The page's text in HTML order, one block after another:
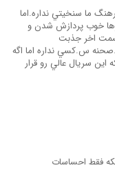
ما سنخيتي نداره.اما
خوب پردازش شدن و
اولش رو ببيني تا قسمت اخر جذبت
س.كسي نداره اما اگه
سريال عالي رو قرار
فقط احساسات